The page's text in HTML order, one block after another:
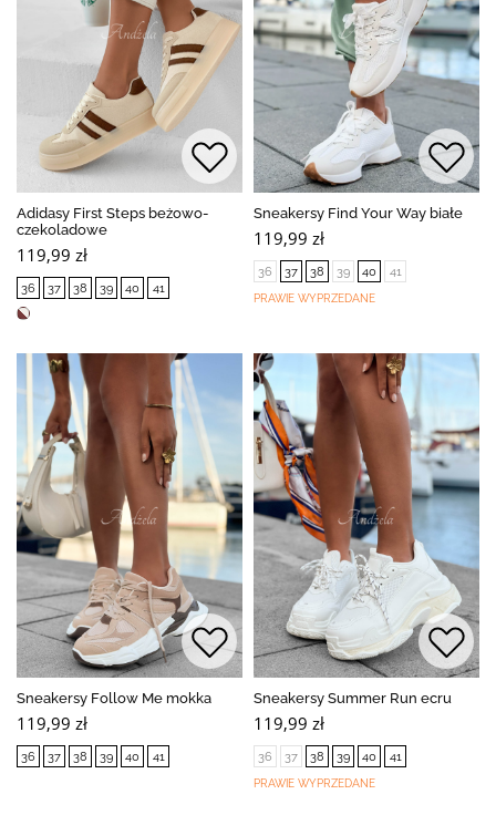
Adidasy First Steps beżowo-
czekoladowe
119,99 zł
36 37 38 39 40 41
Sneakersy Find Your Way białe
119,99 zł
36 37 38 39 40 41
PRAWIE WYPRZEDANE
Sneakersy Follow Me mokka
119,99 zł
36 37 38 39 40 41
Sneakersy Summer Run ecru
119,99 zł
36 37 38 39 40 41
PRAWIE WYPRZEDANE